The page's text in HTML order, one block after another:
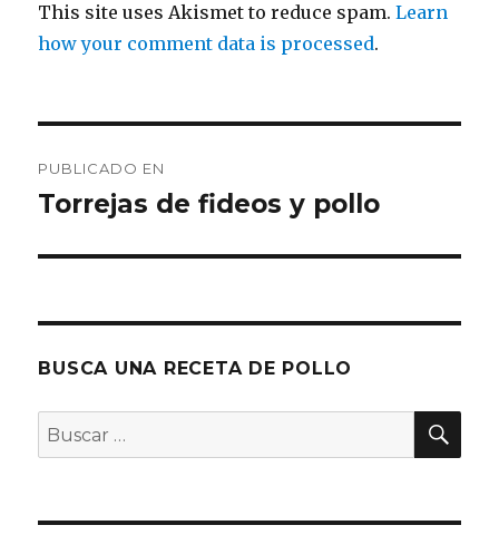
This site uses Akismet to reduce spam.Learn
how your comment data is processed.
de
PUBLICADO EN
Torrejas de fideos y pollo
BUSCA UNA RECETA DE POLLO
Buscar
por: